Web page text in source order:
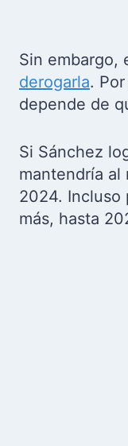
Sin embargo,
derogarla.
depende de
Si Sánchez
mantendría al
2024. Incluso
más, hasta